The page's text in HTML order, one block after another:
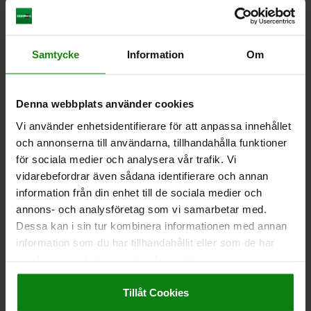
Samtycke Information Om
Denna webbplats använder cookies
Vi använder enhetsidentifierare för att anpassa innehållet
och annonserna till användarna, tillhandahålla funktioner
för sociala medier och analysera vår trafik. Vi
vidarebefordrar även sådana identifierare och annan
information från din enhet till de sociala medier och
annons- och analysföretag som vi samarbetar med.
Dessa kan i sin tur kombinera informationen med annan
information som du har tillhandahållit eller som de har
Impressum|Dataskydd|AGB
Tillåt Cookies
Andra kunder köpte också